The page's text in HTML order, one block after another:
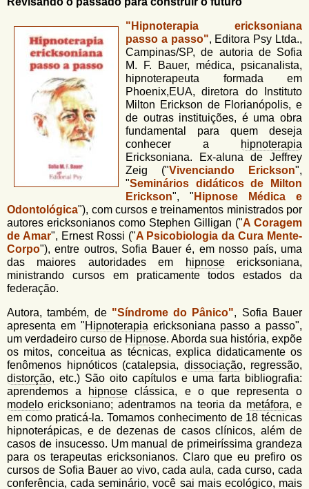
u
s
c
a
n
"Hipnoterapia ericksoniana
passo a passo", Editora Psy Ltda.,
Campinas/SP, de autoria de Sofia
M. F. Bauer, médica, psicanalista,
hipnoterapeuta formada em
Phoenix,EUA, diretora do Instituto
Milton Erickson de Florianópolis, e
de outras instituições, é uma obra
fundamental para quem deseja
conhecer a
hipnoterapia
Ericksoniana. Ex-aluna de Jeffrey
Zeig ("Vivenciando Erickson",
"Seminários didáticos de Milton
Erickson", " Hipnose Médica e
Odontológica"), com cursos e treinamentos ministrados por
autores ericksonianos como Stephen Gilligan ("A Coragem
de Amar", Ernest Rossi ("A Psicobiologia da Cura Mente-
Corpo"), entre outros, Sofia Bauer é, em nosso país, uma
das maiores autoridades em
hipnoseericksoniana,
ministrando cursos em praticamente todos estados da
federação.
Autora, também, de "Síndrome do Pânico", Sofia Bauer
apresenta em "Hipnoterapiaericksoniana passo a passo",
um verdadeiro curso de Hipnose. Aborda sua história, expõe
os mitos, conceitua as técnicas, explica didaticamente os
fenômenos hipnóticos (catalepsia, dissociação, regressão,
distorção, etc.) São oito capítulos e uma farta bibliografia:
aprendemos a
hipnose clássica, e o que representa o
modelo ericksoniano; adentramos na teoria da metáfora, e
em como praticá-la. Tomamos conhecimento de 18 técnicas
hipnoterápicas, e de dezenas de casos clínicos, além de
casos de insucesso. Um manual de primeiríssima grandeza
para os terapeutas ericksonianos. Claro que eu prefiro os
cursos de Sofia Bauer ao vivo, cada aula, cada curso, cada
conferência, cada seminário, você sai mais ecológico, mais